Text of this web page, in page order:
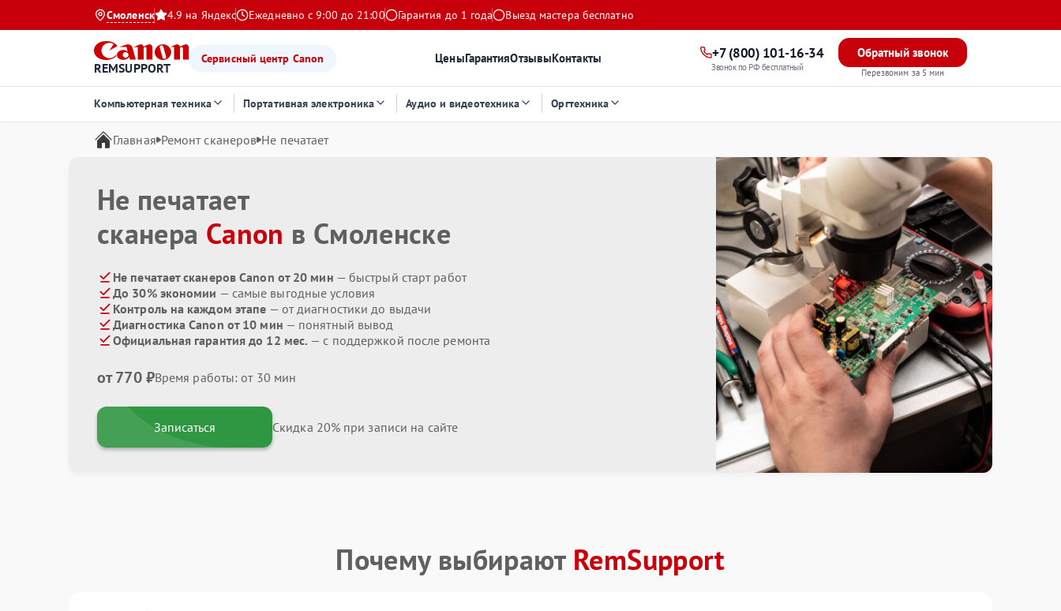
Смоленск 4.9 на Яндекс Ежедневно с 9:00 до 21:00 Гарантия до 1 года Выезд мастера бесплатно
REMSUPPORT
Сервисный центр Canon ЦеныГарантияОтзывыКонтакты +7 (800) 101-16-34
Звонок по РФ бесплатный
Обратный звонок
Перезвоним за 5 мин
Компьютерная техника Портативная электроника Аудио и видеотехника Оргтехника
Главная Ремонт сканеров Не печатает
Не печатает
сканера Canon в Смоленске
Не печатает сканеров Canon от 20 мин — быстрый старт работ
До 30% экономии — самые выгодные условия
Контроль на каждом этапе — от диагностики до выдачи
Диагностика Canon от 10 мин — понятный вывод
Официальная гарантия до 12 мес. — с поддержкой после ремонта
от 770 ₽Время работы: от 30 мин
Записаться Скидка 20% при записи на сайте
Почему выбирают RemSupport